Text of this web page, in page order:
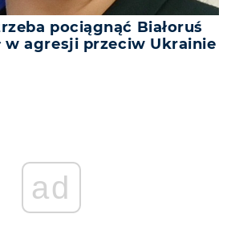
pociągnąć Białoruś
w agresji przeciw Ukrainie
ad